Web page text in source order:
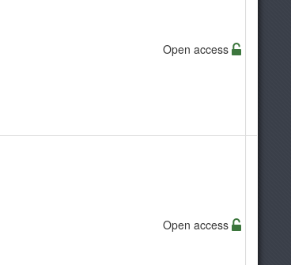
Open access
Open access